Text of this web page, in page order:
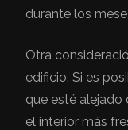
durante los
Otra
edificio. Si es
que esté alejado
el interior más